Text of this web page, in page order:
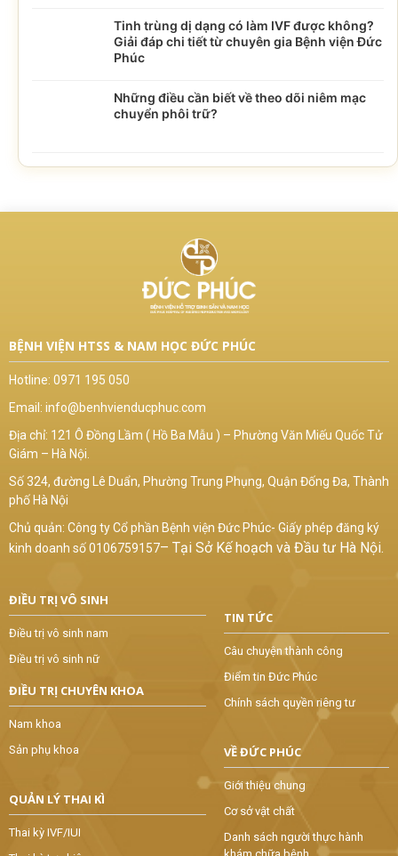
Tinh trùng dị dạng có làm IVF được không?
Giải đáp chi tiết từ chuyên gia Bệnh viện Đức
Phúc
Những điều cần biết về theo dõi niêm mạc
chuyển phôi trữ?
BỆNH VIỆN HTSS & NAM HỌC ĐỨC PHÚC
Hotline: 0971 195 050
Email: info@benhvienducphuc.com
Địa chỉ: 121 Ô Đồng Lầm ( Hồ Ba Mẫu ) – Phường Văn Miếu Quốc Tử
Giám – Hà Nội.
Số 324, đường Lê Duẩn, Phường Trung Phụng, Quận Đống Đa, Thành
phố Hà Nội
Chủ quản: Công ty Cổ phần Bệnh viện Đức Phúc- Giấy phép đăng ký
kinh doanh số 0106759157– Tại Sở Kế hoạch và Đầu tư Hà Nội.
ĐIỀU TRỊ VÔ SINH
Điều trị vô sinh nam
Điều trị vô sinh nữ
ĐIỀU TRỊ CHUYÊN KHOA
Nam khoa
Sản phụ khoa
QUẢN LÝ THAI KÌ
Thai kỳ IVF/IUI
TIN TỨC
Câu chuyện thành công
Điểm tin Đức Phúc
Chính sách quyền riêng tư
VỀ ĐỨC PHÚC
Giới thiệu chung
Cơ sở vật chất
Danh sách người thực hành